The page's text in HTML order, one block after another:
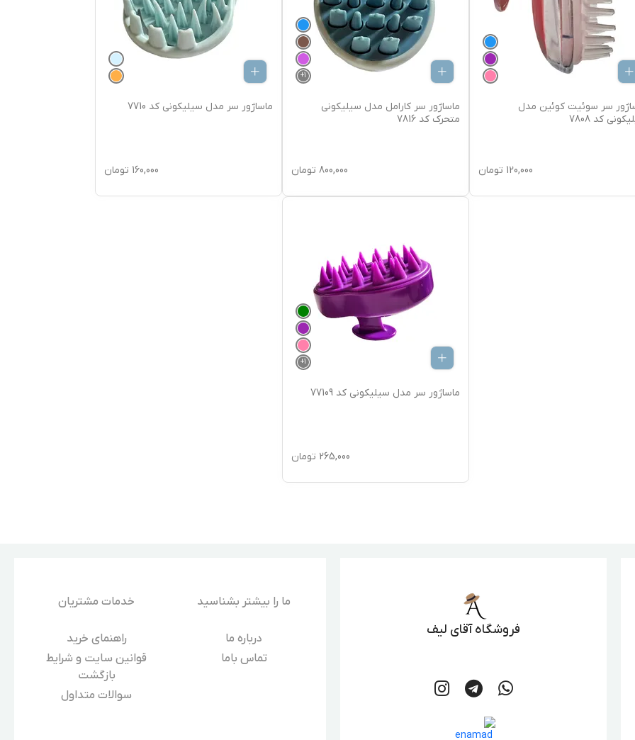
سر سوئیت کوئین مدل
کد 7808
120,000 تومان
1
+
ماساژور سر کارامل مدل سیلیکونی
متحرک کد 7816
800,000 تومان
ماساژور سر مدل سیلیکونی کد 7710
160,000 تومان
1
+
ماساژور سر مدل سیلیکونی کد 77109
265,000 تومان
فروشگاه آقای لیف
ما را بیشتر بشناسید
درباره‌ ما
تماس باما
خدمات مشتریان
راهنمای خرید
قوانین سایت و شرایط
بازگشت
سوالات متداول